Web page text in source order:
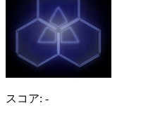
スコア: -